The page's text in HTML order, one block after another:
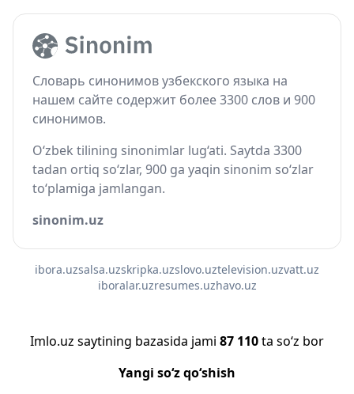
Словарь синонимов узбекского языка на
нашем сайте содержит более 3300 слов и 900
синонимов.
O‘zbek tilining sinonimlar lug‘ati. Saytda 3300
tadan ortiq so‘zlar, 900 ga yaqin sinonim so‘zlar
to‘plamiga jamlangan.
sinonim.uz
ibora.uzsalsa.uzskripka.uzslovo.uztelevision.uzvatt.uz
iboralar.uzresumes.uzhavo.uz
Imlo.uz saytining bazasida jami 87 110ta so‘z bor
Yangi so‘z qo‘shish